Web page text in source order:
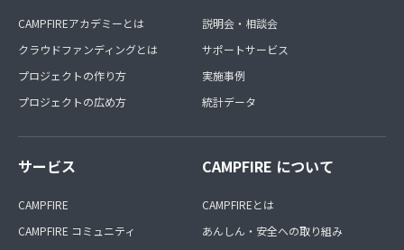
CAMPFIREアカデミーとは
クラウドファンディングとは
プロジェクトの作り方
プロジェクトの広め方
説明会・相談会
サポートサービス
実施事例
統計データ
サービス
CAMPFIRE
CAMPFIRE コミュニティ
CAMPFIRE について
CAMPFIREとは
あんしん・安全への取り組み